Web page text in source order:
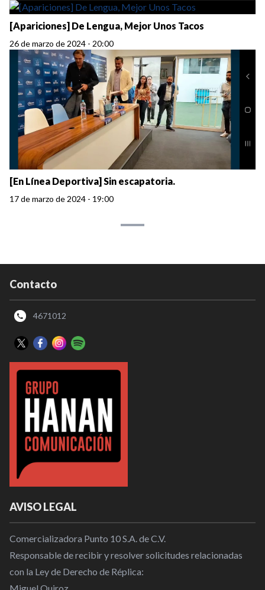
[Apariciones] De Lengua, Mejor Unos Tacos
26 de marzo de 2024 - 20:00
[En Línea Deportiva] Sin escapatoria.
17 de marzo de 2024 - 19:00
Contacto
4671012
AVISO LEGAL
Comercializadora Punto 10 S.A. de C.V.
Responsable de recibir y resolver solicitudes relacionadas
con la Ley de Derecho de Réplica: